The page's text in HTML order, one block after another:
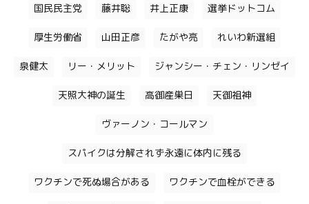
国民民主党 藤井聡 井上正康 選挙ドットコム
厚生労働省 山田正彦 たがや亮 れいわ新選組
泉健太 リー・メリット ジャンシー・チェン・リンゼイ
天照大神の誕生 高御産巣日 天御祖神
ヴァーノン・コールマン
スパイクは分解されず永遠に体内に残る
ワクチンで死ぬ場合がある ワクチンで血栓ができる